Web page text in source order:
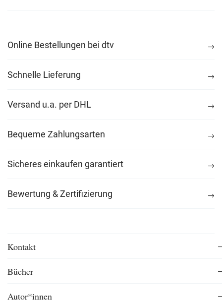
Online Bestellungen bei dtv
Schnelle Lieferung
Versand u.a. per DHL
Bequeme Zahlungsarten
Sicheres einkaufen garantiert
Bewertung & Zertifizierung
Kontakt
Bücher
Autor*innen